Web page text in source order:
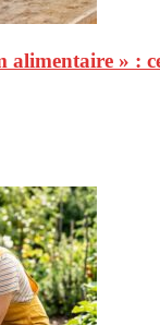
alimentaire » :